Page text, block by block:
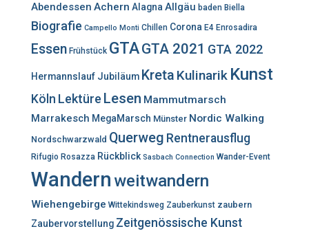
a
c
h
Abendessen Achern AlagnaAllgäu baden Biella
Biografie Campello Monti Chillen Corona E4 Enrosadira
Essen Frühstück GTAGTA 2021 GTA 2022
Hermannslauf Jubiläum Kreta Kulinarik Kunst
Köln LektüreLesen Mammutmarsch
Marrakesch MegaMarsch Münster Nordic Walking
Nordschwarzwald Querweg Rentnerausflug
Rifugio Rosazza Rückblick Sasbach Connection Wander-Event
Wandern weitwandern
Wiehengebirge Wittekindsweg Zauberkunst zaubern
Zaubervorstellung Zeitgenössische Kunst